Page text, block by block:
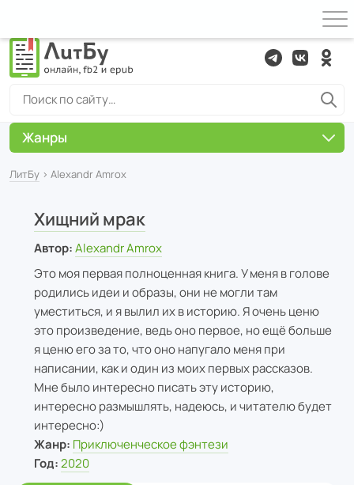
ЛитБу › Alexandr Amrox
Хищний мрак
Автор: Alexandr Amrox
Это моя первая полноценная книга. У меня в голове
родились идеи и образы, они не могли там
уместиться, и я вылил их в историю. Я очень ценю
это произведение, ведь оно первое, но ещё больше
я ценю его за то, что оно напугало меня при
написании, как и один из моих первых рассказов.
Мне было интересно писать эту историю,
интересно размышлять, надеюсь, и читателю будет
интересно:)
Жанр: Приключенческое фэнтези
Год: 2020
Жанры